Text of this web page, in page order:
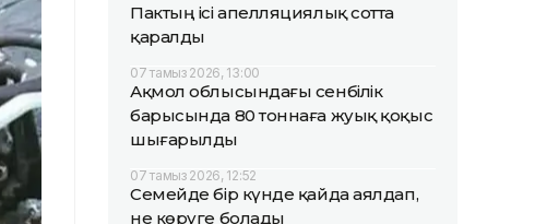
Пактың ісі апелляциялық сотта
қаралды
07 тамыз 2026, 13:00
Ақмол облысындағы сенбілік
барысында 80 тоннаға жуық қоқыс
шығарылды
07 тамыз 2026, 12:52
Семейде бір күнде қайда аялдап,
не көруге болады